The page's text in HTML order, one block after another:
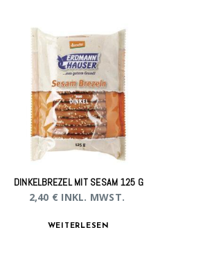
DINKELBREZEL MIT SESAM 125 G
2,40 € INKL. MWST.
WEITERLESEN